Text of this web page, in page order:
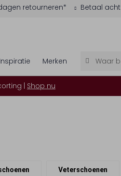
retourneren* Betaal
Inspiratie Merken
| Shop nu
Veterschoenen